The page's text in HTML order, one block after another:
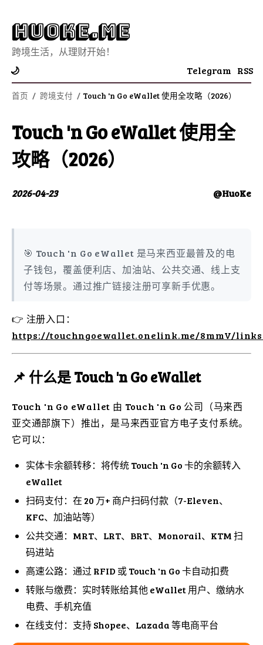
Huoke.Me
跨境生活，从理财开始！
🌙 Telegram RSS
首页 / 跨境支付 / Touch 'n Go eWallet 使用全攻略（2026）
Touch 'n Go eWallet 使用全
攻略（2026）
2026-04-23 @HuoKe
🎯 Touch 'n Go eWallet 是马来西亚最普及的电
子钱包，覆盖便利店、加油站、公共交通、线上支
付等场景。通过推广链接注册可享新手优惠。
👉 注册入口：
https://touchngoewallet.onelink.me/8mmV/
📌 什么是 Touch 'n Go eWallet
Touch 'n Go eWallet 由 Touch 'n Go 公司（马来西
亚交通部旗下）推出，是马来西亚官方电子支付系统。
它可以：
实体卡余额转移：将传统 Touch 'n Go 卡的余额转入
eWallet
扫码支付：在 20 万+ 商户扫码付款（7-Eleven、
KFC、加油站等）
公共交通：MRT、LRT、BRT、Monorail、KTM 扫
码进站
高速公路：通过 RFID 或 Touch 'n Go 卡自动扣费
转账与缴费：实时转账给其他 eWallet 用户、缴纳水
电费、手机充值
在线支付：支持 Shopee、Lazada 等电商平台